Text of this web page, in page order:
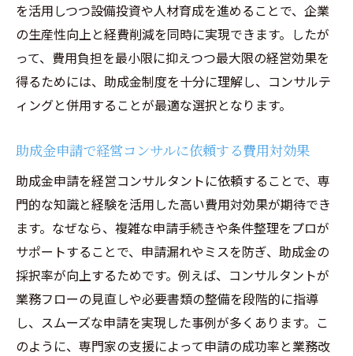
を活用しつつ設備投資や人材育成を進めることで、企業
の生産性向上と経費削減を同時に実現できます。したが
って、費用負担を最小限に抑えつつ最大限の経営効果を
得るためには、助成金制度を十分に理解し、コンサルテ
ィングと併用することが最適な選択となります。
助成金申請で経営コンサルに依頼する費用対効果
助成金申請を経営コンサルタントに依頼することで、専
門的な知識と経験を活用した高い費用対効果が期待でき
ます。なぜなら、複雑な申請手続きや条件整理をプロが
サポートすることで、申請漏れやミスを防ぎ、助成金の
採択率が向上するためです。例えば、コンサルタントが
業務フローの見直しや必要書類の整備を段階的に指導
し、スムーズな申請を実現した事例が多くあります。こ
のように、専門家の支援によって申請の成功率と業務改